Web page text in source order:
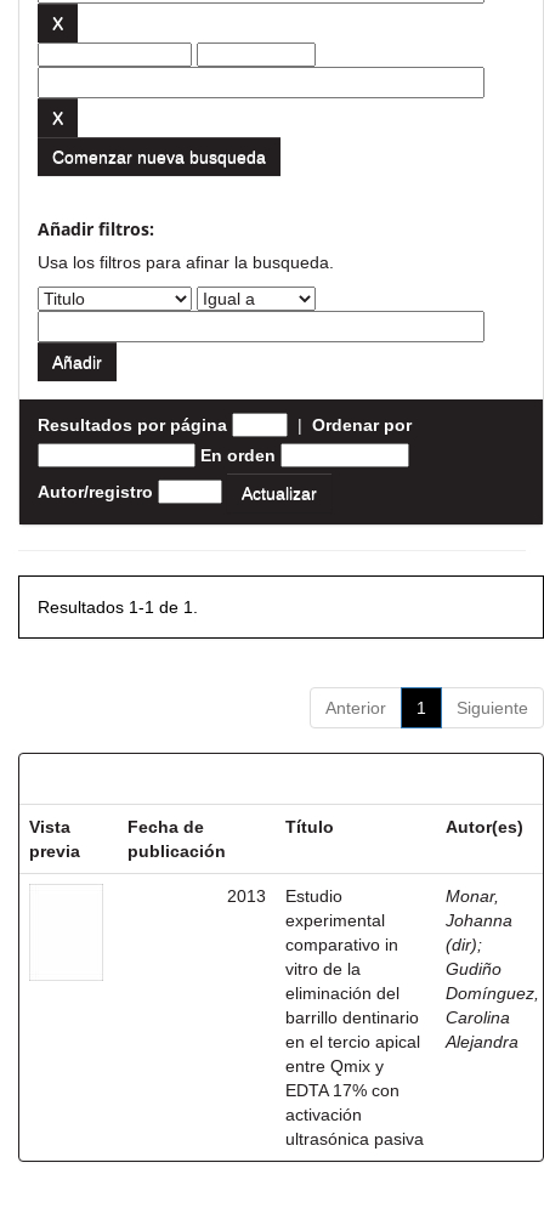
Comenzar nueva busqueda
Añadir filtros:
Usa los filtros para afinar la busqueda.
Resultados por página | Ordenar por
En orden
Autor/registro
Resultados 1-1 de 1.
Anterior 1 Siguiente
Vista
previa
Fecha de
publicación
Título Autor(es)
2013
Estudio
experimental
comparativo in
vitro de la
eliminación del
barrillo dentinario
en el tercio apical
entre Qmix y
EDTA 17% con
activación
ultrasónica pasiva
Monar,
Johanna
(dir);
Gudiño
Domínguez,
Carolina
Alejandra